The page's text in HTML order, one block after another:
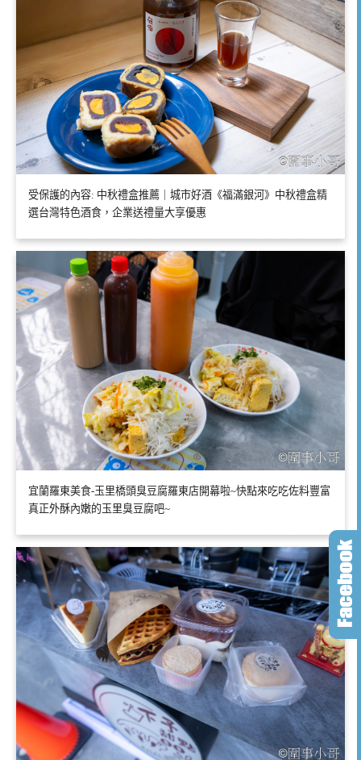
受保護的內容: 中秋禮盒推薦｜城市好酒《福滿銀河》中秋禮盒精
選台灣特色酒食，企業送禮量大享優惠
宜蘭羅東美食-玉里橋頭臭豆腐羅東店開幕啦~快點來吃吃佐料豐富
真正外酥內嫩的玉里臭豆腐吧~